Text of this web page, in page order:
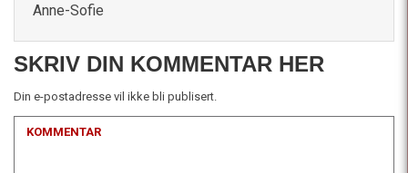
Anne-Sofie
SKRIV DIN KOMMENTAR HER
Din e-postadresse vil ikke bli publisert.
KOMMENTAR